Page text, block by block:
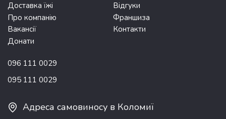
Доставка їжі
Відгуки
Про компанію
Франшиза
Вакансії
Контакти
Донати
096 111 0029
095 111 0029
Адреса самовиносу в Коломиї